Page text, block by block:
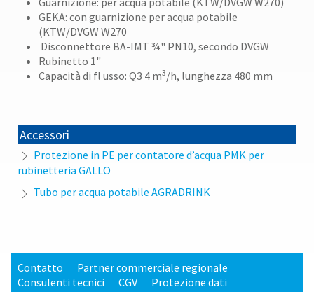
GEKA: con guarnizione per acqua potabile
(KTW/DVGW W270
Disconnettore BA-IMT ¾" PN10, secondo DVGW
Rubinetto 1"
Capacità di fl usso: Q3 4 m3/h, lunghezza 480 mm
Accessori
Protezione in PE per contatore d’acqua PMK per
rubinetteria GALLO
Tubo per acqua potabile AGRADRINK
Contatto
Partner commerciale regionale
Consulenti tecnici
CGV
Protezione dati